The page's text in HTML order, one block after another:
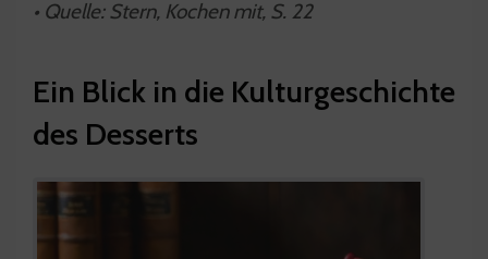
• Quelle: Stern, Kochen mit, S. 22
Ein Blick in die Kulturgeschichte
des Desserts